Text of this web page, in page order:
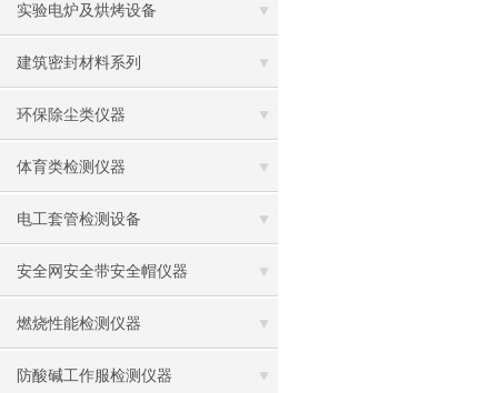
实验电炉及烘烤设备
建筑密封材料系列
环保除尘类仪器
体育类检测仪器
电工套管检测设备
安全网安全带安全帽仪器
燃烧性能检测仪器
防酸碱工作服检测仪器